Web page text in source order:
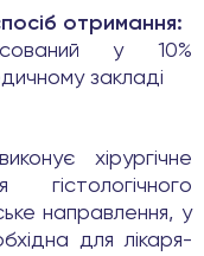
отримання:
у 10%
закладі
хірургічне
направлення, у
для лікаря-